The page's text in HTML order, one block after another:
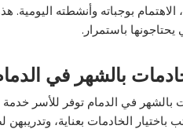
الاهتمام بوجباته وأنشطته
يحتاجونها باستمرار.
بالشهر في
بالشهر في الدمام توفر للأسر
الخادمات بعناية، وتدريبهن